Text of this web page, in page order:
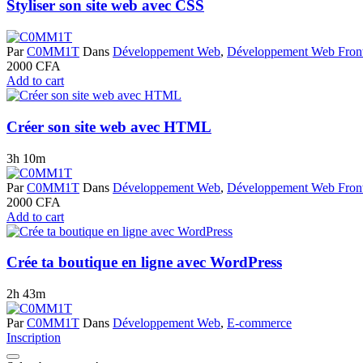
Styliser son site web avec CSS
ParC0MM1T Dans Développement Web, Développement Web
2000 CFA
Add to cart
Créer son site web avec HTML
3h 10m
ParC0MM1T Dans Développement Web, Développement Web
2000 CFA
Add to cart
Crée ta boutique en ligne avec WordPress
2h 43m
ParC0MM1T Dans Développement Web, E-commerce
Inscription